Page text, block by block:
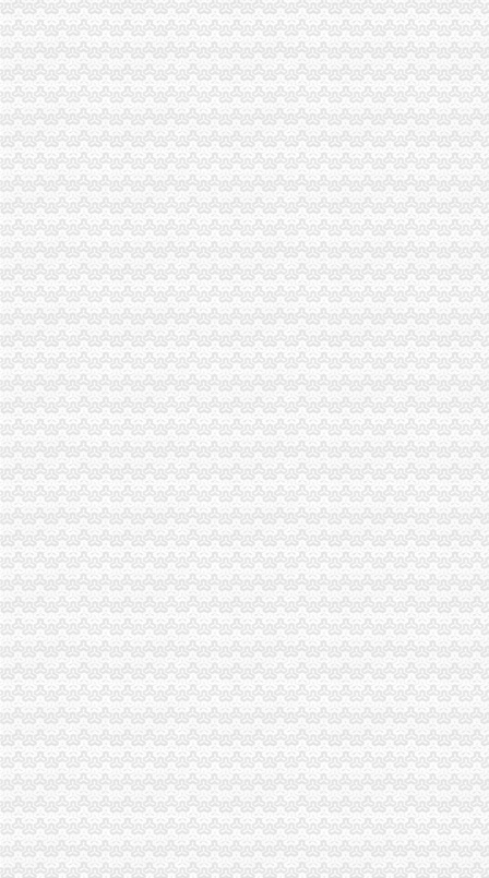
壹五六无纸化报关页,报关无纸化,在线报关,互联网+
无纸化报关签约流程-老报关员剖析无纸化报关与有纸报关的区别
无纸化报关_政务咨询_浙江电子口岸
无纸化报关要什么资料给报关行,报关行,诺金报关
无纸化报关到底是怎么回事_搜问问
无纸化报关资料的日记
无纸化报关只是海运才可以吗_百度知道
【无纸化报关资料无纸化报关资料】价格_厂家_图片-Hc360慧聪网
无纸化报关—在线播放—优酷网,高清在线观看
无纸化报关/电子报关/报关委托书-电子委托书电子报关委托书有限公司
无纸化报关排长龙善意新政遭企业吐槽_资讯频道_凤凰网
上海无纸化报关：提供整套报关资料
西自区进入“无纸化报关”时代_地方政务_中国网
木材进口无纸化报关操作流程
【无纸化报关-上海机场专业进口公司】价格_厂家_图片-Hc360慧聪网
宜昌无纸化报关
【供应荆州无纸化报关】价格,厂家,商检报关代理-搜了网
宜昌无纸化报关_志趣网
无纸化报关操作流程【货代同行转了】
无纸化报关|买单无纸化报关|东莞出口报关代理|出口买单通关_
专业湖北无纸化无纸化报关_志趣网
无纸化报关Nano电子商城
宁波无纸化报关宁波电子报关宁波买单报关专业安全高效便捷-阿
无纸化报关问题。实行无纸化报关后,经常会出现信息无比对况,
提供宁波无纸化报关签约【今日推荐网-宁波物流运输】
无纸化报关,买单报关-你问我答-中国物流人论坛锦程物流网BBS-
无纸化报关怎么样签约-报关报检-福步外贸论坛（FOBBusiness
无纸化报关委托操作流程及无纸化报关
南沙为什么要无纸化报关价格_南沙为什么要无纸化报关_广东广州市南
无纸化报关排长龙善意新政遭企业吐槽_资讯频道_凤凰网
无纸化报关操作流程_无纸化委托报关_什么是无纸化报关_无纸化通关
无纸化报关申请流程_无纸化报关操作流程_无纸化报关_一般出口货物
无纸化报关大家都认可湖北欣海云【今日推荐武汉物流运输】
无纸化报关_阿里问到底
无纸化报关委托操作程及无纸化报关.doc
无纸化报关需要哪些资料_中华文本库
西自区进入“无纸化报关”时代-财经频道-金融界
无纸化报关的挑战的英文翻译_无纸化报关的挑战英语怎么说_海词词典